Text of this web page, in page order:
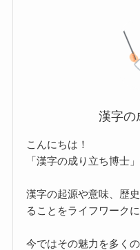
漢字の
こんにちは！
「漢字の成り立ち博士」
漢字の起源や意味、歴
ることをライフワークに
今ではその魅力を多く